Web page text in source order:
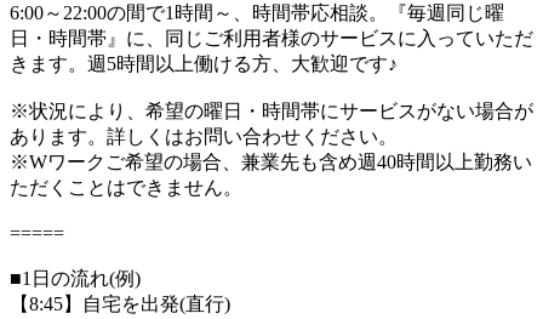
6:00～22:00の間で1時間～、時間帯応相談。『毎週同じ曜
日・時間帯』に、同じご利用者様のサービスに入っていただ
きます。週5時間以上働ける方、大歓迎です♪
※状況により、希望の曜日・時間帯にサービスがない場合が
あります。詳しくはお問い合わせください。
※Wワークご希望の場合、兼業先も含め週40時間以上勤務い
ただくことはできません。
=====
■1日の流れ(例)
【8:45】自宅を出発(直行)